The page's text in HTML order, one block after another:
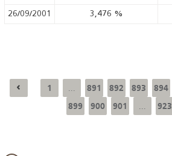
26/09/2001 3,476 %
1 891 892 893 894
899
900 901 923